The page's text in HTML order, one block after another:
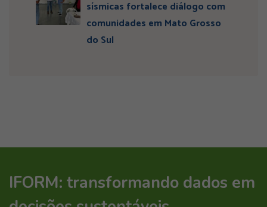
sísmicas fortalece diálogo com
comunidades em Mato Grosso
do Sul
IFORM: transformando dados em